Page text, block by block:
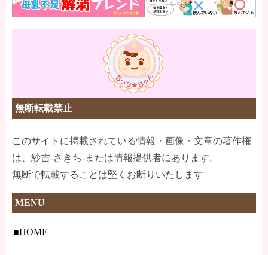
無断転載禁止
このサイトに掲載されている情報・画像・文章の著作権
は、紗吉-さきち-または情報提供者にあります。
無断で転載することは堅くお断りいたします
MENU
HOME